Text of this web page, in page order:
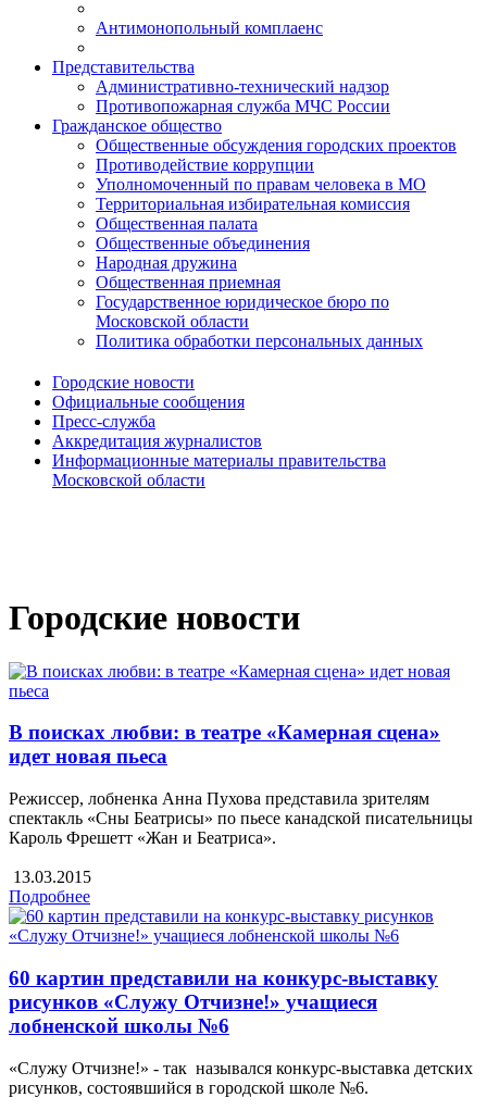
Антимонопольный комплаенс
Представительства
Административно-технический надзор
Противопожарная служба МЧС России
Гражданское общество
Общественные обсуждения городских проектов
Противодействие коррупции
Уполномоченный по правам человека в МО
Территориальная избирательная комиссия
Общественная палата
Общественные объединения
Народная дружина
Общественная приемная
Государственное юридическое бюро по
Московской области
Политика обработки персональных данных
Городские новости
Официальные сообщения
Пресс-служба
Аккредитация журналистов
Информационные материалы правительства
Московской области
Городские новости
В поисках любви: в театре «Камерная сцена»
идет новая пьеса
Режиссер, лобненка Анна Пухова представила зрителям
спектакль «Сны Беатрисы» по пьесе канадской писательницы
Кароль Фрешетт «Жан и Беатриса».
13.03.2015
Подробнее
60 картин представили на конкурс-выставку
рисунков «Служу Отчизне!» учащиеся
лобненской школы №6
«Служу Отчизне!» - так назывался конкурс-выставка детских
рисунков, состоявшийся в городской школе №6.